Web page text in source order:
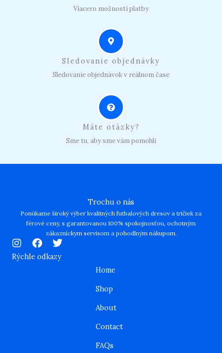
Viacero možností platby
Sledovanie objednávky
Sledovanie objednávok v reálnom čase
Máte otázky?
Sme tu, aby sme vám pomohli
Trochu o nás
Ponúkame široký výber kvalitných futbalových dresov a tričiek za
férové ceny, s garantovanou 100% spokojnosťou, ochotným
zákazníckym servisom a pohodlným nákupom.
I
n
s
F
a
c
T
w
i
Rýchle odkazy
Home
Shop
About
Contact
FAQs